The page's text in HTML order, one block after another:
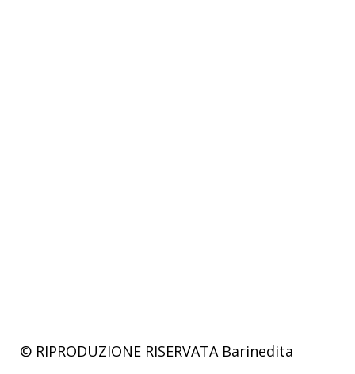
© RIPRODUZIONE RISERVATA Barinedita